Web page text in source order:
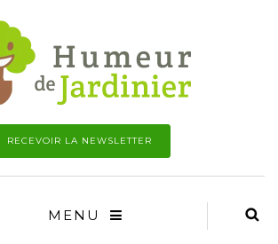
RECEVOIR LA NEWSLETTER
MENU